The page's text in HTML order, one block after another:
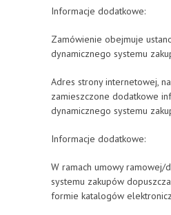
Informacje dodatkowe:
Zamówienie obejmuje
dynamicznego systemu
Adres strony internetowej,
zamieszczone dodatkowe
dynamicznego systemu
Informacje dodatkowe:
W ramach umowy ramowej/
systemu zakupów
formie katalogów